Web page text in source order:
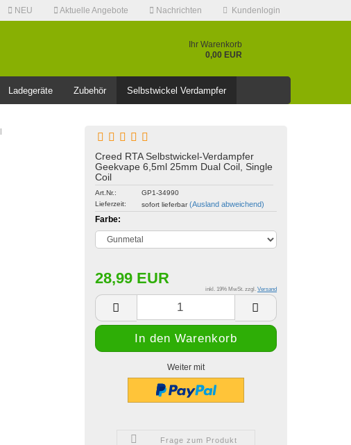
NEU Aktuelle Angebote Nachrichten Kundenlogin
Konto erstellen
Passwort vergessen?
Ihr Warenkorb
0,00 EUR
Ladegeräte Zubehör Selbstwickel Verdampfer
Creed RTA Selbstwickel-Verdampfer
Geekvape 6,5ml 25mm Dual Coil, Single
Coil
Art.Nr.:
GP1-34990
Lieferzeit:
sofort lieferbar(Ausland abweichend)
Farbe:
28,99 EUR
inkl. 19% MwSt. zzgl. Versand
Weiter mit
Frage zum Produkt